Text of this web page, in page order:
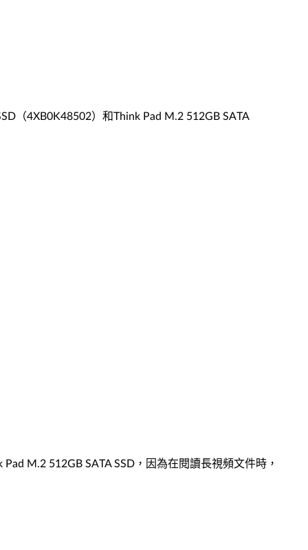
（4XB0K48502）和Think Pad M.2 512GB SATA
M.2 512GB SATA SSD，因為在閱讀長視頻文件時，